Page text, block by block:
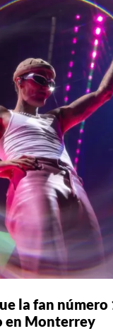
la fan número
en Monterrey